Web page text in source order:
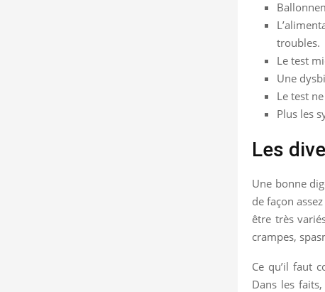
troubles.
Le test
Une
Le test
Plus les
Les
Une bonne
de façon
être très
crampes,
Ce qu’il faut
Dans les